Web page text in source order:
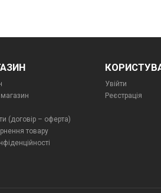
магазин
(договір – оферта)
товару
Увійти
Реєстрація